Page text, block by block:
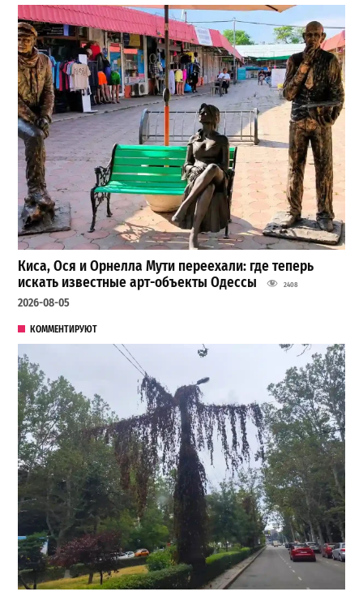
Киса, Ося и Орнелла Мути переехали: где теперь
искать известные арт-объекты Одессы
2408
2026-08-05
КОММЕНТИРУЮТ